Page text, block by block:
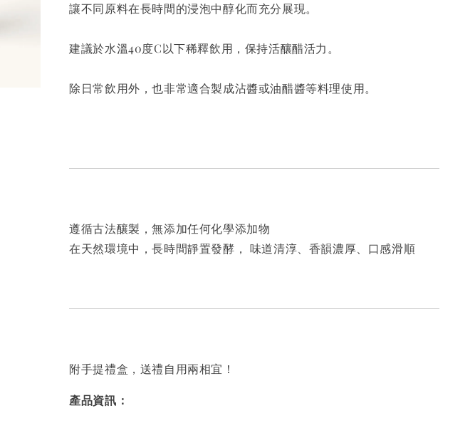
讓不同原料在長時間的浸泡中醇化而充分展現。
建議於水溫40度C以下稀釋飲用，保持活釀醋活力。
除日常飲用外，也非常適合製成沾醬或油醋醬等料理使用。
遵循古法釀製，無添加任何化學添加物
在天然環境中，長時間靜置發酵， 味道清淳、香韻濃厚、口感滑順
附手提禮盒，送禮自用兩相宜！
產品資訊：